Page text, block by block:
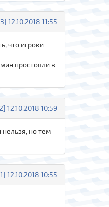
12.10.2018 11:55
что игроки
простояли в
12.10.2018 10:59
нельзя, но тем
12.10.2018 10:55